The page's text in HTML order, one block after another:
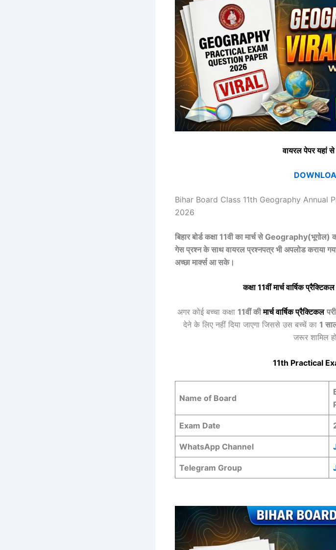
वायरल पेपर यहां
Bihar Board Class 11th Geography Annual
2026
बिहार बोर्ड कक्षा 11वी कामार्चसे Geography(भूगोल)
गेस प्रश्न के साथ वायरल प्रश्नपत्र भी अपलोड कराया
अच्छा मार्क्स आ सके।
कक्षा 11वींमार्चवार्षिक प्रैक्टिकल
अगर कोई बच्चा कक्षा 11वीं कीमार्च वार्षिक प्रैक्टिकल
देने के लिए नहीं दिया जाएगा जिससे उस बच्चें का 1
जरूर शामिल
11th Practical
Name of Board
Exam Date
WhatsApp Channel
Telegram Group